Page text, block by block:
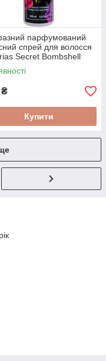
парфумований
спрей для волосся
Secret Bombshell
200 мл
₴
Купити